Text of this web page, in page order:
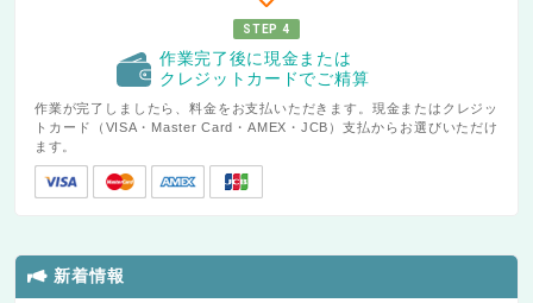
STEP 4
作業完了後に現金または
クレジットカードでご精算
作業が完了しましたら、料金をお支払いただきます。現金またはクレジッ
トカード（VISA・Master Card・AMEX・JCB）支払からお選びいただけ
ます。
新着情報